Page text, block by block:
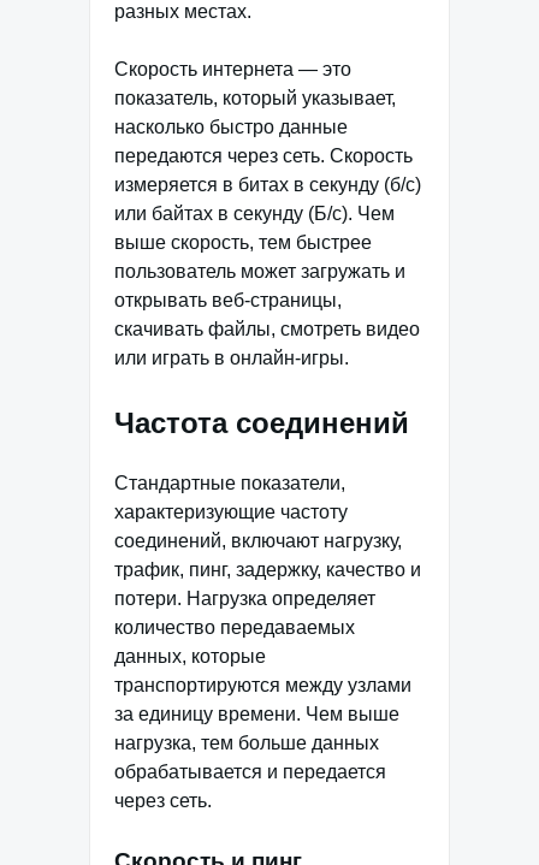
разных местах.
Скорость интернета — это
показатель, который указывает,
насколько быстро данные
передаются через сеть. Скорость
измеряется в битах в секунду (б/с)
или байтах в секунду (Б/с). Чем
выше скорость, тем быстрее
пользователь может загружать и
открывать веб-страницы,
скачивать файлы, смотреть видео
или играть в онлайн-игры.
Частота соединений
Стандартные показатели,
характеризующие частоту
соединений, включают нагрузку,
трафик, пинг, задержку, качество и
потери. Нагрузка определяет
количество передаваемых
данных, которые
транспортируются между узлами
за единицу времени. Чем выше
нагрузка, тем больше данных
обрабатывается и передается
через сеть.